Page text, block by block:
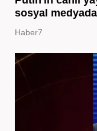
sosyal
Haber7